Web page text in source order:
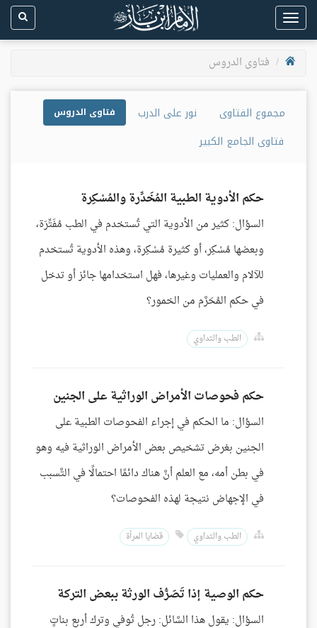
Toggle
navigation
فتاوى الدروس
مجموع الفتاوى نور على الدرب فتاوى الدروس
فتاوى الجامع الكبير
حكم الأدوية الطبية المُخَدِّرة والمُسْكِرة
السؤال: كثير من الأدوية التي تُستخدم في الطب مُفَتِّرَة،
وبعضها مُسْكِر، أو كثيرة مُسْكِرة، وهذه الأدوية تُستخدم
للآلام والعمليات وغيرها، فهل استخدامها جائز أو تدخل
في حكم المُحَرَّم من الخمور؟
الطب والتداوي
حكم فحوصات الأمراض الوراثية على الجنين
السؤال: ما الحكم في إجراء الفحوصات الطبية على
الجنين بغرض تشخيص بعض الأمراض الوراثية فيه وهو
في بطن أمه، مع العلم أنَّ هناك دائمًا احتمالًا في التَّسبب
في الإجهاض نتيجة لهذه الفحوصات؟
الطب والتداوي قضايا المرأة
حكم الوصية إذا تَصَرُّف الورثة ببعض التركة
السؤال: يقول هذا السَّائل: رجل تُوفي وترك أربع بناتٍ